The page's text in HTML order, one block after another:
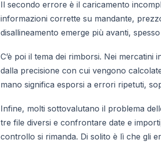
Il secondo errore è il caricamento
informazioni corrette su mandante,
disallineamento emerge più avanti,
C’è poi il tema dei rimborsi. Nei
dalla precisione con cui vengono
mano significa esporsi a errori ripetuti,
Infine, molti sottovalutano il problema
tre file diversi e confrontare date e
controllo si rimanda. Di solito è lì che gli